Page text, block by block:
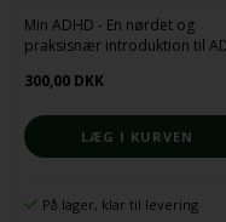
Min ADHD - En nørdet og
praksisnær introduktion til
300,00 DKK
På lager, klar til levering